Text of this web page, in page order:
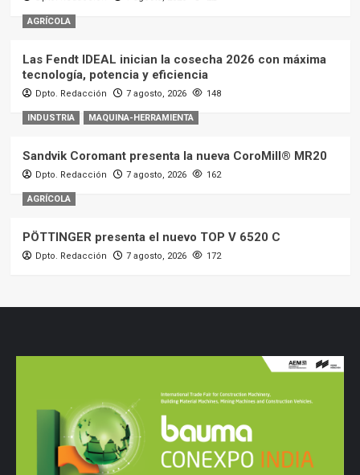
AGRÍCOLA
Las Fendt IDEAL inician la cosecha 2026 con máxima
tecnología, potencia y eficiencia
Dpto. Redacción 7 agosto, 2026 148
INDUSTRIA MAQUINA-HERRAMIENTA
Sandvik Coromant presenta la nueva CoroMill® MR20
Dpto. Redacción 7 agosto, 2026 162
AGRÍCOLA
PÖTTINGER presenta el nuevo TOP V 6520 C
Dpto. Redacción 7 agosto, 2026 172